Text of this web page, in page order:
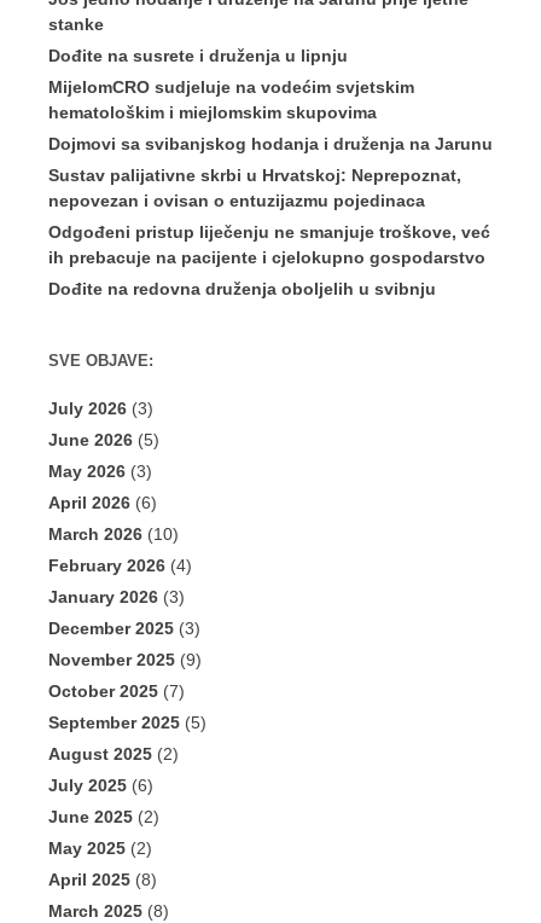
stanke
Dođite na susrete i druženja u lipnju
MijelomCRO sudjeluje na vodećim svjetskim
hematološkim i miejlomskim skupovima
Dojmovi sa svibanjskog hodanja i druženja na Jarunu
Sustav palijativne skrbi u Hrvatskoj: Neprepoznat,
nepovezan i ovisan o entuzijazmu pojedinaca
Odgođeni pristup liječenju ne smanjuje troškove, već
ih prebacuje na pacijente i cjelokupno gospodarstvo
Dođite na redovna druženja oboljelih u svibnju
SVE OBJAVE:
July 2026 (3)
June 2026 (5)
May 2026 (3)
April 2026 (6)
March 2026 (10)
February 2026 (4)
January 2026 (3)
December 2025 (3)
November 2025 (9)
October 2025 (7)
September 2025 (5)
August 2025 (2)
July 2025 (6)
June 2025 (2)
May 2025 (2)
April 2025 (8)
March 2025 (8)